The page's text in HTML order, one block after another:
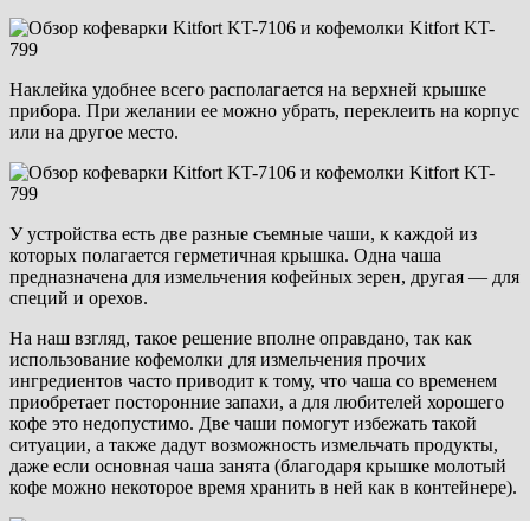
Наклейка удобнее всего располагается на верхней крышке
прибора. При желании ее можно убрать, переклеить на корпус
или на другое место.
У устройства есть две разные съемные чаши, к каждой из
которых полагается герметичная крышка. Одна чаша
предназначена для измельчения кофейных зерен, другая — для
специй и орехов.
На наш взгляд, такое решение вполне оправдано, так как
использование кофемолки для измельчения прочих
ингредиентов часто приводит к тому, что чаша со временем
приобретает посторонние запахи, а для любителей хорошего
кофе это недопустимо. Две чаши помогут избежать такой
ситуации, а также дадут возможность измельчать продукты,
даже если основная чаша занята (благодаря крышке молотый
кофе можно некоторое время хранить в ней как в контейнере).